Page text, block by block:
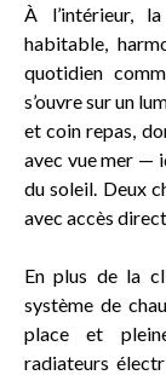
À l’intérieur,
habitable,
quotidien
s’ouvre sur un
et coin repas,
avec vue mer —
du soleil. Deux
avec accès direct
En plus de la
système de
place et
radiateurs